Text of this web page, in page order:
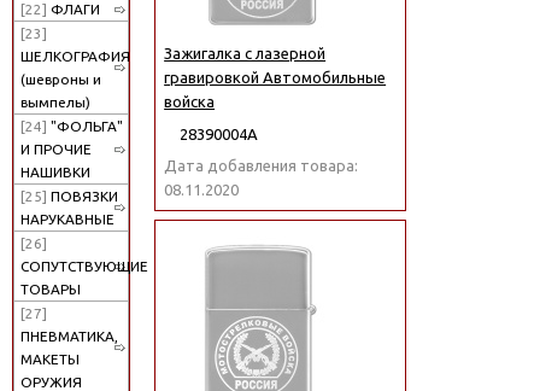
[22] ФЛАГИ
[23]
ШЕЛКОГРАФИЯ
(шевроны и
вымпелы)
[24] "ФОЛЬГА"
И ПРОЧИЕ
НАШИВКИ
[25] ПОВЯЗКИ
НАРУКАВНЫЕ
[26]
СОПУТСТВУЮЩИЕ
ТОВАРЫ
[27]
ПНЕВМАТИКА,
МАКЕТЫ
ОРУЖИЯ
Зажигалка с лазерной
гравировкой Автомобильные
войска
28390004А
Дата добавления товара:
08.11.2020